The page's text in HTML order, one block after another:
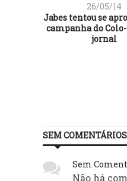
26/05/14
Jabes tentou se
campanha do
jornal
SEM COMENTÁRIOS
Sem
Não há